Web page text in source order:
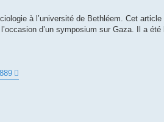
à l’université de Bethléem. Cet
d’un symposium sur Gaza. Il a